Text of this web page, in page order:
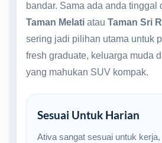
bandar. Sama ada anda tinggal
Taman Melati atau Taman Sri
sering jadi pilihan utama untuk
fresh graduate, keluarga muda
yang mahukan SUV kompak.
Sesuai Untuk Harian
Ativa sangat sesuai untuk